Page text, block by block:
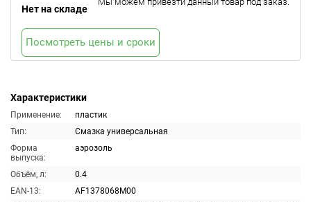
Характеристики
Применение:
пластик
Тип:
Смазка универсальная
Форма
выпуска:
аэрозоль
Объём, л:
0.4
EAN-13:
AF1378068M00
Нет на складе
Посмотреть цены и сроки